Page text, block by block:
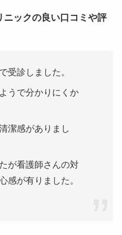
ニックの良い口コミや評
受診しました。
うで分かりにくか
潔感がありまし
が看護師さんの対
感が有りました。